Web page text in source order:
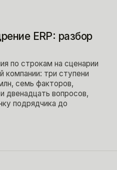
ERP: разбор
по строкам на сценарии
компании: три ступени
семь факторов,
двенадцать вопросов,
подрядчика до